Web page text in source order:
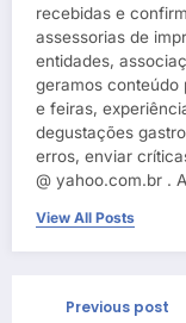
recebidas e
assessorias de
entidades,
geramos conteúdo
e feiras,
degustações
erros, enviar
@ yahoo.com.br .
View All Posts
Previous post